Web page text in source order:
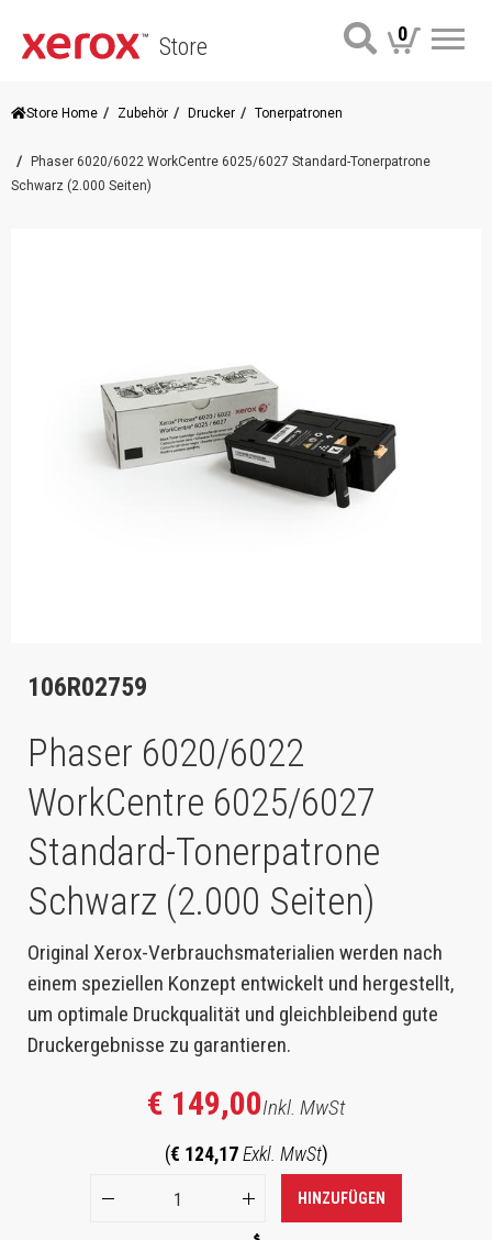
Store 0
Store Home Zubehör Drucker Tonerpatronen
Phaser 6020/6022 WorkCentre 6025/6027 Standard-Tonerpatrone
Schwarz (2.000 Seiten)
106R02759
Phaser 6020/6022
WorkCentre 6025/6027
Standard-Tonerpatrone
Schwarz (2.000 Seiten)
Original Xerox-Verbrauchsmaterialien werden nach
einem speziellen Konzept entwickelt und hergestellt,
um optimale Druckqualität und gleichbleibend gute
Druckergebnisse zu garantieren.
€ 149,00Inkl. MwSt
(€ 124,17 Exkl. MwSt)
HINZUFÜGEN